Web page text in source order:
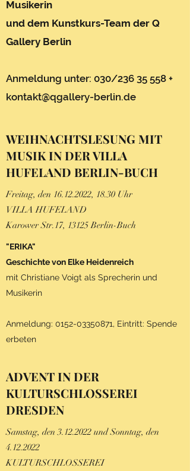
Musikerin
und dem Kunstkurs-Team der Q
Gallery Berlin
Anmeldung unter: 030/236 35 558 +
kontakt@qgallery-berlin.de
WEIHNACHTSLESUNG MIT
MUSIK IN DER VILLA
HUFELAND BERLIN-BUCH
Freitag, den 16.12.2022, 18.30 Uhr
VILLA HUFELAND
Karower Str.17, 13125 Berlin-Buch
"ERIKA"
Geschichte von Elke Heidenreich
mit Christiane Voigt als Sprecherin und
Musikerin
Anmeldung: 0152-03350871, Eintritt: Spende
erbeten
ADVENT IN DER
KULTURSCHLOSSEREI
DRESDEN
Samstag, den3.12.2022 und Sonntag, den
4.12.2022
KULTURSCHLOSSEREI